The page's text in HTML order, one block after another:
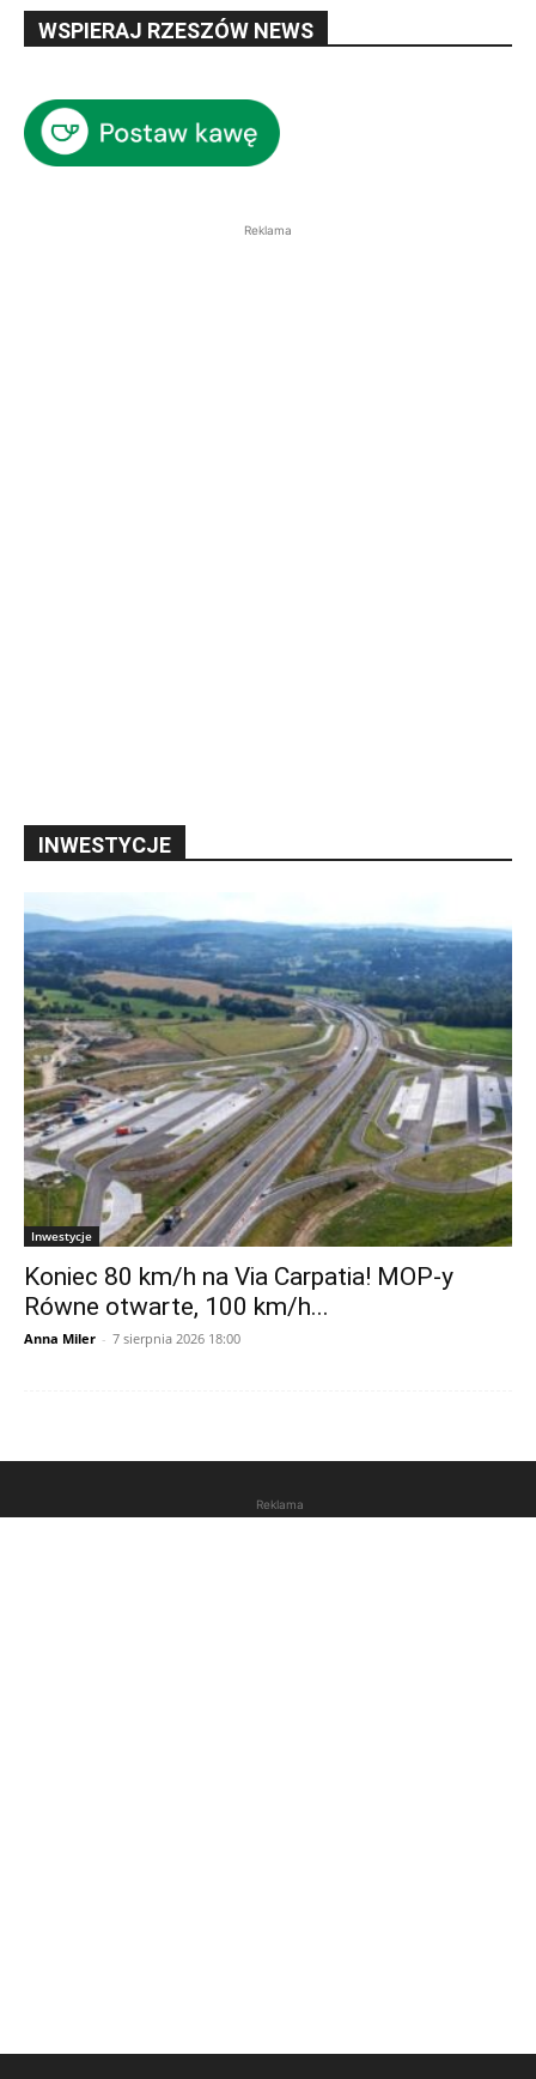
WSPIERAJ RZESZÓW NEWS
Reklama
INWESTYCJE
Inwestycje
Koniec 80 km/h na Via Carpatia! MOP-y
Równe otwarte, 100 km/h...
Anna Miler - 7 sierpnia 2026 18:00
Reklama